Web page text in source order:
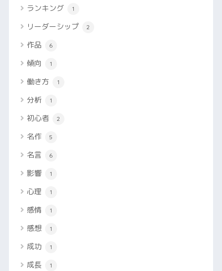
ランキング 1
リーダーシップ 2
作品 6
傾向 1
働き方 1
分析 1
初心者 2
名作 5
名言 6
影響 1
心理 1
感情 1
感想 1
成功 1
成長 1